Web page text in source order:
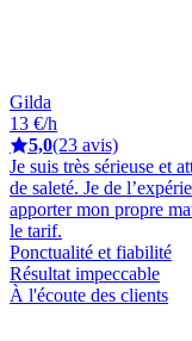
Gilda
13 €/h
5,0(23 avis)
Je suis très sérieuse et
de saleté. Je de
apporter mon propre
le tarif.
Ponctualité et fiabilité
Résultat impeccable
À l'écoute des clients